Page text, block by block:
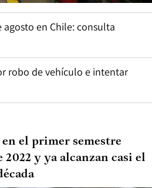
en Chile: consulta
robo de vehículo e intentar
en el primer semestre
2022 y ya alcanzan casi el